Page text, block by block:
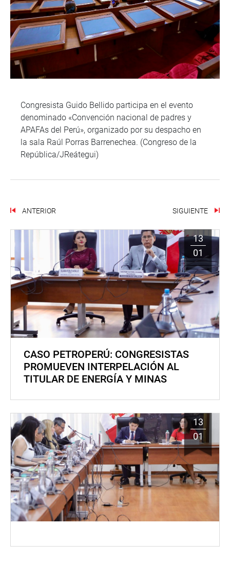
Congresista Guido Bellido participa en el evento
denominado «Convención nacional de padres y
APAFAs del Perú», organizado por su despacho en
la sala Raúl Porras Barrenechea. (Congreso de la
República/JReátegui)
ANTERIOR SIGUIENTE
13
01
CASO PETROPERÚ: CONGRESISTAS
PROMUEVEN INTERPELACIÓN AL
TITULAR DE ENERGÍA Y MINAS
13
01